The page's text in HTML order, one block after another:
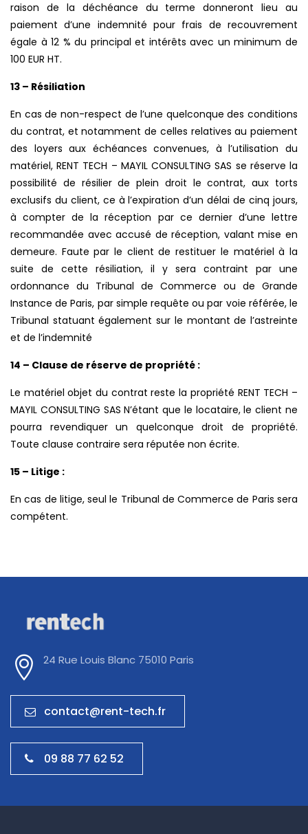
raison de la déchéance du terme donneront lieu au
paiement d’une indemnité pour frais de recouvrement
égale à 12 % du principal et intérêts avec un minimum de
100 EUR HT.
13 – Résiliation
En cas de non-respect de l’une quelconque des conditions
du contrat, et notamment de celles relatives au paiement
des loyers aux échéances convenues, à l’utilisation du
matériel, RENT TECH – MAYIL CONSULTING SAS se réserve la
possibilité de résilier de plein droit le contrat, aux torts
exclusifs du client, ce à l’expiration d’un délai de cinq jours,
à compter de la réception par ce dernier d’une lettre
recommandée avec accusé de réception, valant mise en
demeure. Faute par le client de restituer le matériel à la
suite de cette résiliation, il y sera contraint par une
ordonnance du Tribunal de Commerce ou de Grande
Instance de Paris, par simple requête ou par voie référée, le
Tribunal statuant également sur le montant de l’astreinte
et de l’indemnité
14 – Clause de réserve de propriété :
Le matériel objet du contrat reste la propriété RENT TECH –
MAYIL CONSULTING SAS N’étant que le locataire, le client ne
pourra revendiquer un quelconque droit de propriété.
Toute clause contraire sera réputée non écrite.
15 – Litige :
En cas de litige, seul le Tribunal de Commerce de Paris sera
compétent.
24 Rue Louis Blanc 75010 Paris
contact@rent-tech.fr
09 88 77 62 52